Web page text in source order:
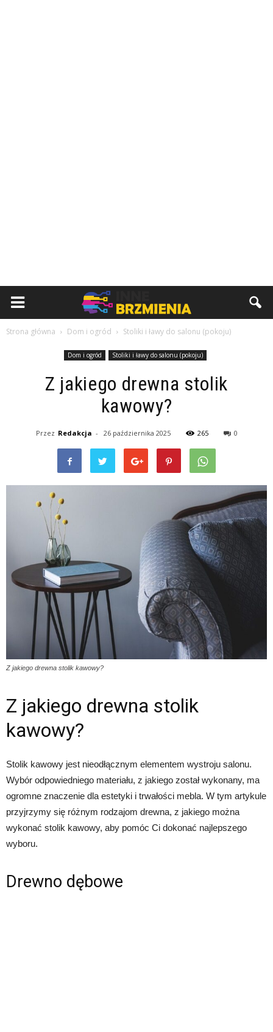
Strona główna Dom i ogród Stoliki i ławy do salonu (pokoju)
Dom i ogród Stoliki i ławy do salonu (pokoju)
Z jakiego drewna stolik
kawowy?
Przez Redakcja - 26 października 2025 265 0
Z jakiego drewna stolik kawowy?
Z jakiego drewna stolik
kawowy?
Stolik kawowy jest nieodłącznym elementem wystroju salonu.
Wybór odpowiedniego materiału, z jakiego został wykonany, ma
ogromne znaczenie dla estetyki i trwałości mebla. W tym artykule
przyjrzymy się różnym rodzajom drewna, z jakiego można
wykonać stolik kawowy, aby pomóc Ci dokonać najlepszego
wyboru.
Drewno dębowe